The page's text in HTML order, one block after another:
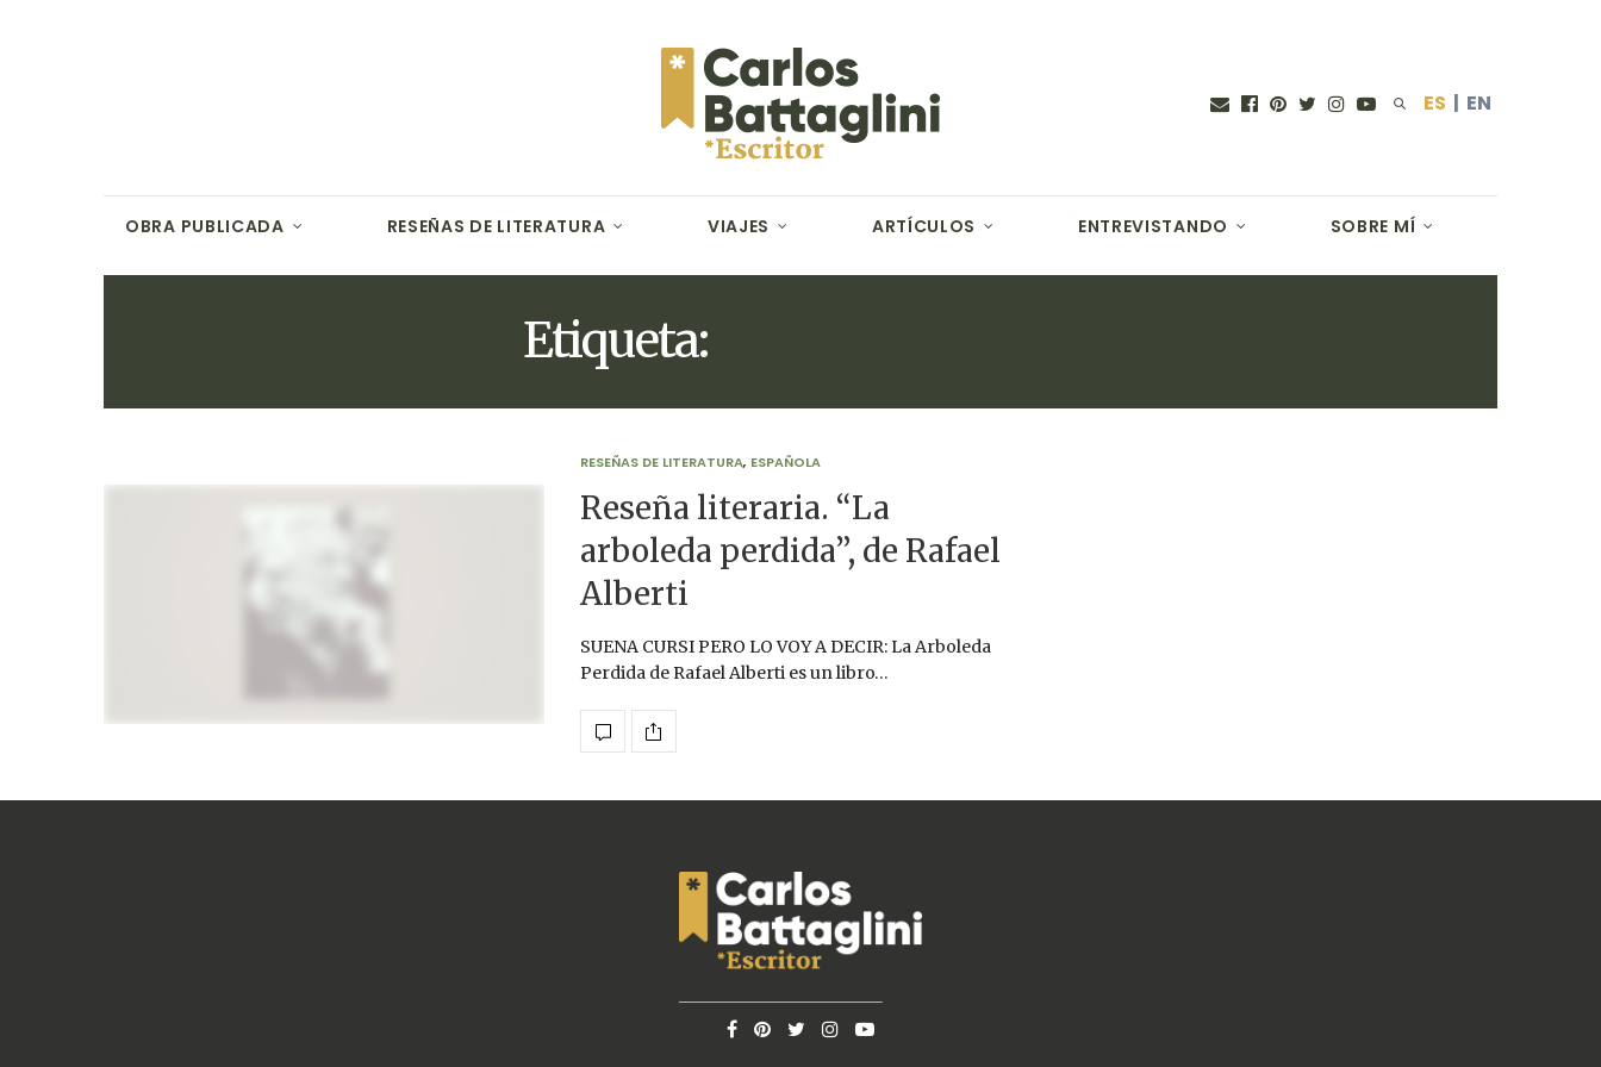
ES | EN
OBRA PUBLICADA RESEÑAS DE LITERATURA VIAJES ARTÍCULOS ENTREVISTANDO SOBRE MÍ
Etiqueta:
RESEÑAS DE LITERATURA, ESPAÑOLA
Reseña literaria. “La
arboleda perdida”, de Rafael
Alberti
SUENA CURSI PERO LO VOY A DECIR: La Arboleda
Perdida de Rafael Alberti es un libro…